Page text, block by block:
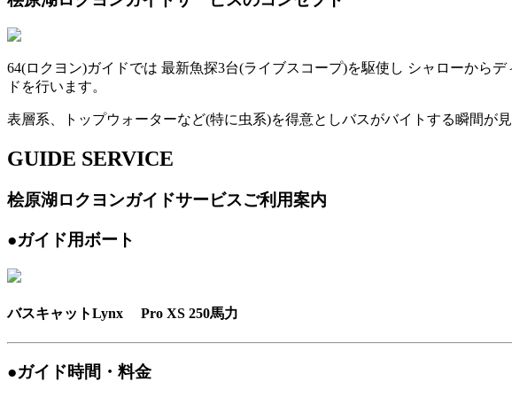
64(ロクヨン)ガイドでは 最新魚探3台(ライブスコープ)を駆使し シャローから
ドを行います。
表層系、トップウォーターなど(特に虫系)を得意としバスがバイトする瞬間が
GUIDE SERVICE
桧原湖ロクヨンガイドサービスご利用案内
●ガイド用ボート
バスキャットLynx Pro XS 250馬力
●ガイド時間・料金